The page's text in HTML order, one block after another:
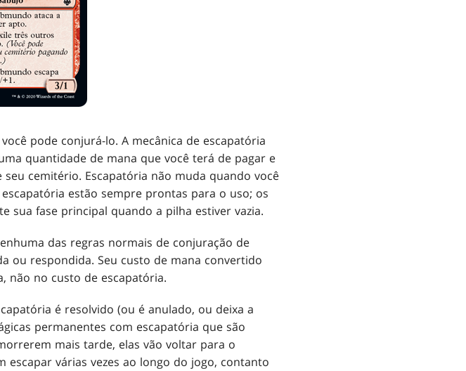
pode conjurá-lo. A mecânica de escapatória
quantidade de mana que você terá de pagar e
cemitério. Escapatória não muda quando você
estão sempre prontas para o uso; os
sua fase principal quando a pilha estiver vazia.
das regras normais de conjuração de
ou respondida. Seu custo de mana convertido
não no custo de escapatória.
é resolvido (ou é anulado, ou deixa a
permanentes com escapatória que são
mais tarde, elas vão voltar para o
várias vezes ao longo do jogo, contanto